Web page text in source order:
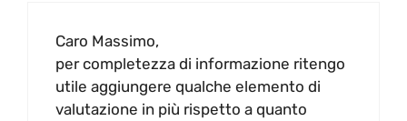
Caro Massimo,
per completezza di informazione ritengo
utile aggiungere qualche elemento di
valutazione in più rispetto a quanto